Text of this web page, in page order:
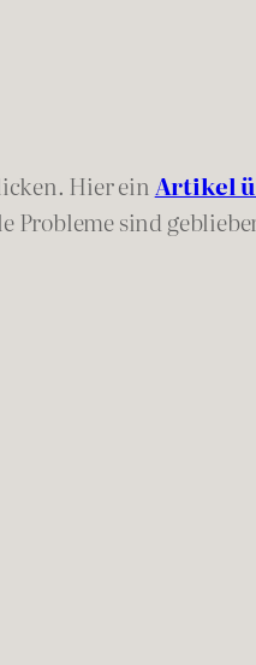
Hier einArtikel
Probleme sind